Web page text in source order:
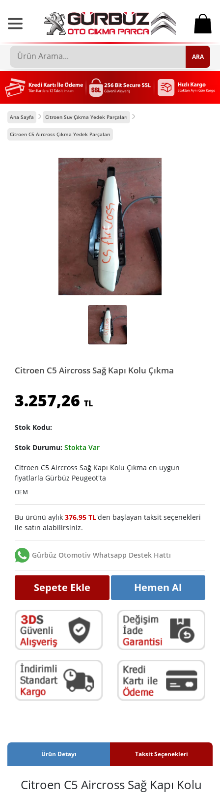
0
ARA
Ana Sayfa Citroen Suv Çıkma Yedek Parçaları
Citroen C5 Aircross Çıkma Yedek Parçaları
Citroen C5 Aircross Sağ Kapı Kolu Çıkma
3.257,26 TL
Stok Kodu:
Stok Durumu: Stokta Var
Citroen C5 Aircross Sağ Kapı Kolu Çıkma en uygun
fiyatlarla Gürbüz Peugeot'ta
OEM
Bu ürünü aylık 376.95 TL'den başlayan taksit seçenekleri
ile satın alabilirsiniz.
Gürbüz Otomotiv Whatsapp Destek Hattı
Sepete Ekle Hemen Al
Ürün Detayı Taksit Seçenekleri
Citroen C5 Aircross Sağ Kapı Kolu